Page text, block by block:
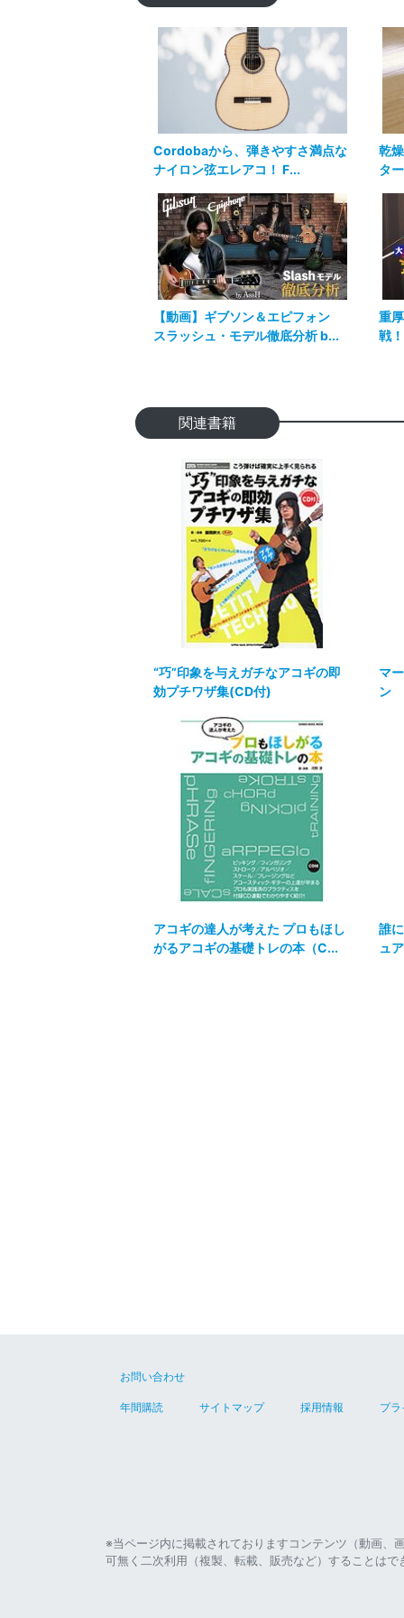
Cordobaから、弾きやすさ満点な
ナイロン弦エレアコ！ F...
乾
タ
【動画】ギブソン＆エピフォン
スラッシュ・モデル徹底分析 b...
重
戦
関連書籍
“巧”印象を与えガチなアコギの即
効プチワザ集(CD付)
マ
ン
アコギの達人が考えた プロもほし
がるアコギの基礎トレの本（C...
誰
ュ
お問い合わせ
年間購読 サイトマップ 採用情報 プ
※当ページ内に掲載されておりますコンテンツ（動画、
可無く二次利用（複製、転載、販売など）することはで